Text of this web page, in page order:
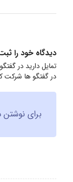
دیدگاه خود را
تمایل دارید در
در گفتگو ها شرکت
برای نوشتن